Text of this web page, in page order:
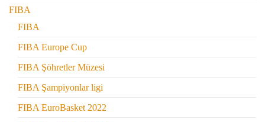
FIBA
FIBA
FIBA Europe Cup
FIBA Şöhretler Müzesi
FIBA Şampiyonlar ligi
FIBA EuroBasket 2022